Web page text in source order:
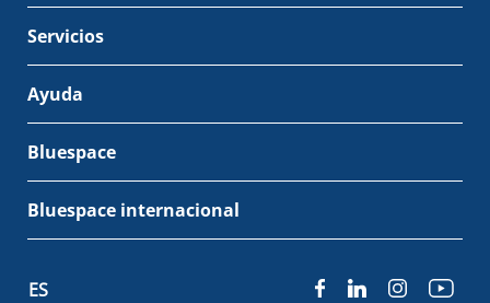
Servicios
Ayuda
Bluespace
Bluespace internacional
ES